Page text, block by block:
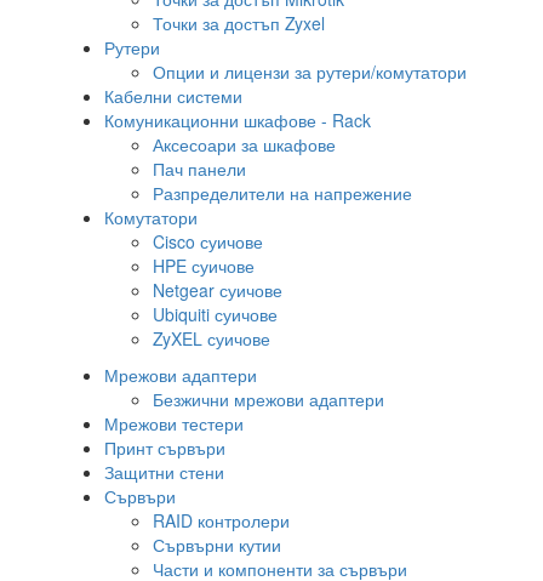
Точки за достъп Zyxel
Рутери
Опции и лицензи за рутери/комутатори
Кабелни системи
Комуникационни шкафове - Rack
Аксесоари за шкафове
Пач панели
Разпределители на напрежение
Комутатори
Cisco суичове
HPE суичове
Netgear суичове
Ubiquiti суичове
ZyXEL суичове
Мрежови адаптери
Безжични мрежови адаптери
Мрежови тестери
Принт сървъри
Защитни стени
Сървъри
RAID контролери
Сървърни кутии
Части и компоненти за сървъри